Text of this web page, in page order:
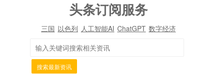
头条订阅服务
三国 以色列 人工智能AI ChatGPT 数字经济
搜索最新资讯